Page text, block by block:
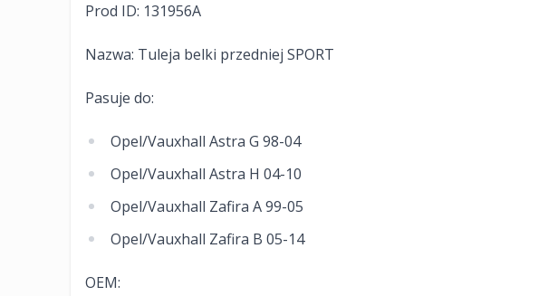
Prod ID: 131956A
Nazwa: Tuleja belki przedniej SPORT
Pasuje do:
Opel/Vauxhall Astra G 98-04
Opel/Vauxhall Astra H 04-10
Opel/Vauxhall Zafira A 99-05
Opel/Vauxhall Zafira B 05-14
OEM: